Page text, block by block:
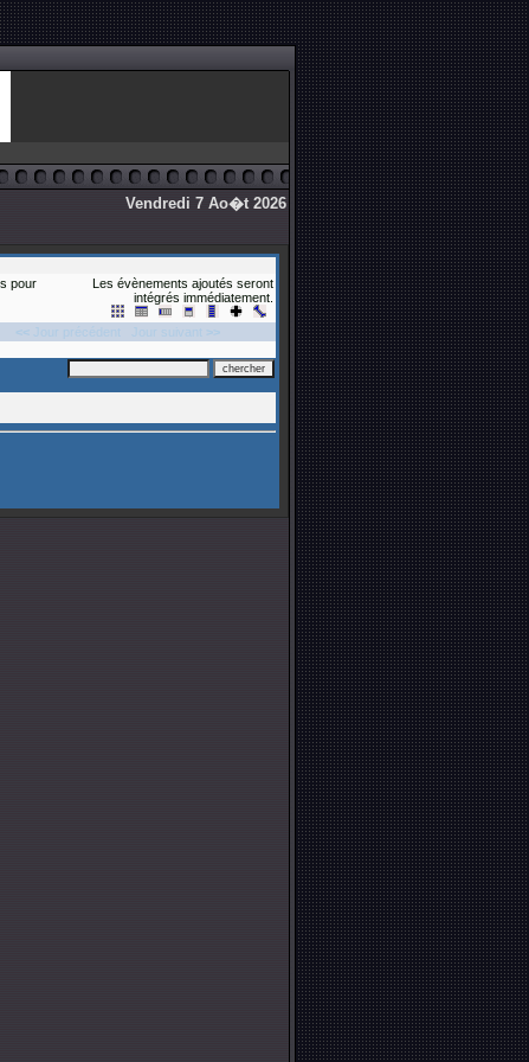
Vendredi 7 Ao�t 2026
pour
Les évènements ajoutés seront
intégrés immédiatement.
<< Jour précédent Jour suivant >>